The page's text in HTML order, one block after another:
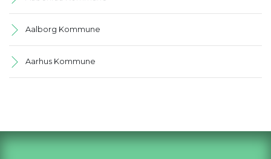
Aalborg Kommune
Aarhus Kommune